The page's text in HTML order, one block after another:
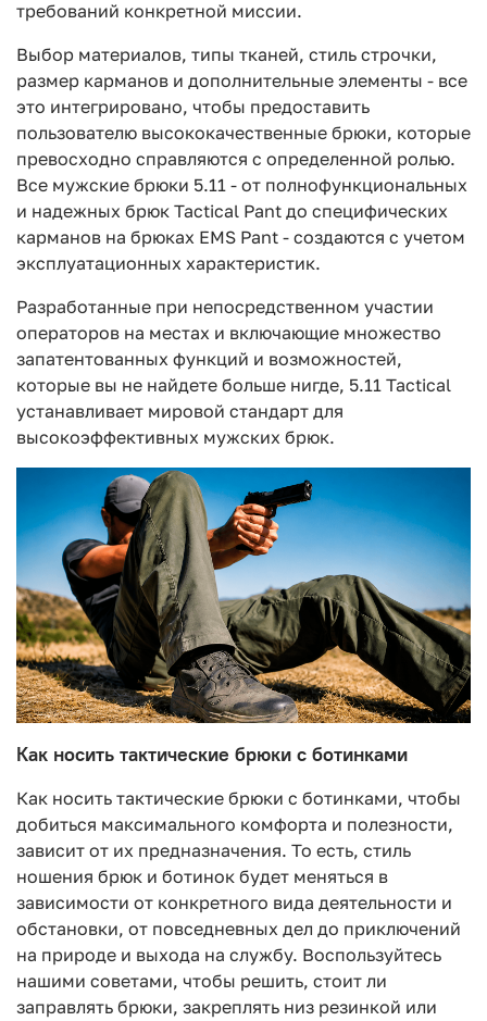
требований конкретной миссии.
Выбор материалов, типы тканей, стиль строчки,
размер карманов и дополнительные элементы - все
это интегрировано, чтобы предоставить
пользователю высококачественные брюки, которые
превосходно справляются с определенной ролью.
Все мужские брюки 5.11 - от полнофункциональных
и надежных брюк Tactical Pant до специфических
карманов на брюках EMS Pant - создаются с учетом
эксплуатационных характеристик.
Разработанные при непосредственном участии
операторов на местах и включающие множество
запатентованных функций и возможностей,
которые вы не найдете больше нигде, 5.11 Tactical
устанавливает мировой стандарт для
высокоэффективных мужских брюк.
Как носить тактические брюки с ботинками
Как носить тактические брюки с ботинками, чтобы
добиться максимального комфорта и полезности,
зависит от их предназначения. То есть, стиль
ношения брюк и ботинок будет меняться в
зависимости от конкретного вида деятельности и
обстановки, от повседневных дел до приключений
на природе и выхода на службу. Воспользуйтесь
нашими советами, чтобы решить, стоит ли
заправлять брюки, закреплять низ резинкой или